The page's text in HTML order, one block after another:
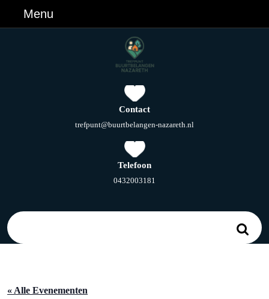
Menu
Contact
trefpunt@buurtbelangen-nazareth.nl
Telefoon
0432003181
« Alle Evenementen